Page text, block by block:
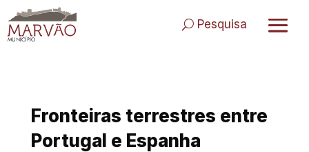
to
content
Pesquisa
Fronteiras terrestres entre
Portugal e Espanha